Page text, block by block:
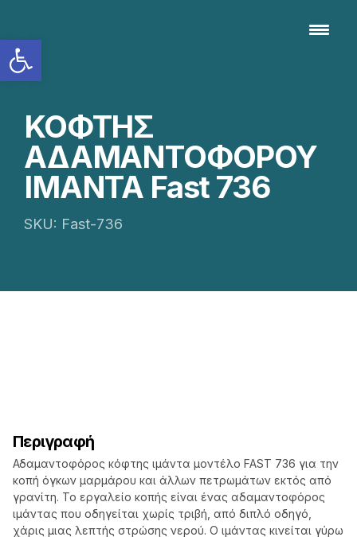
ΚΟΦΤΗΣ
ΑΔΑΜΑΝΤΟΦΟΡΟΥ
ΙΜΑΝΤΑ Fast 736
SKU: Fast-736
Περιγραφή
Αδαμαντοφόρος κόφτης ιμάντα μοντέλο FAST 736 για την
κοπή όγκων μαρμάρου και άλλων πετρωμάτων εκτός από
γρανίτη. Το εργαλείο κοπής είναι ένας αδαμαντοφόρος
ιμάντας που οδηγείται χωρίς τριβή, από διπλό οδηγό,
χάρις μιας λεπτής στρώσης νερού. Ο ιμάντας κινείται γύρω
Ανοίξτε τη γραμμή εργαλείων